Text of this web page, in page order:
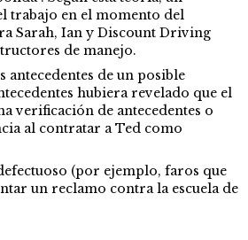
trabajo en el momento del
Sarah, Ian y Discount Driving
de manejo.
antecedentes de un posible
hubiera revelado que el
verificación de antecedentes o
al contratar a Ted como
(por ejemplo, faros que
un reclamo contra la escuela de